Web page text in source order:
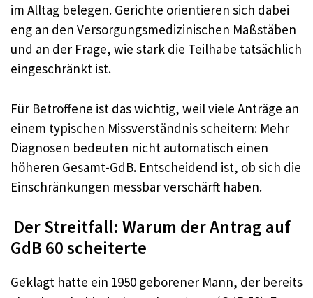
im Alltag belegen. Gerichte orientieren sich dabei
eng an den Versorgungsmedizinischen Maßstäben
und an der Frage, wie stark die Teilhabe tatsächlich
eingeschränkt ist.
Für Betroffene ist das wichtig, weil viele Anträge an
einem typischen Missverständnis scheitern: Mehr
Diagnosen bedeuten nicht automatisch einen
höheren Gesamt-GdB. Entscheidend ist, ob sich die
Einschränkungen messbar verschärft haben.
Der Streitfall: Warum der Antrag auf
GdB 60 scheiterte
Geklagt hatte ein 1950 geborener Mann, der bereits